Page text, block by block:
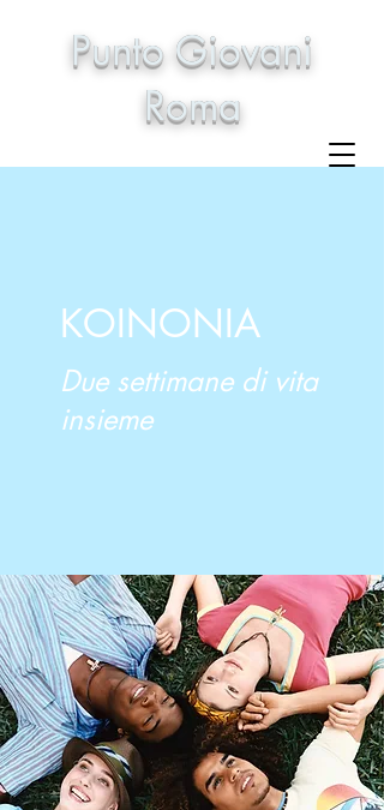
Punto Giovani
Roma
KOINONIA
Due settimane di vita
insieme